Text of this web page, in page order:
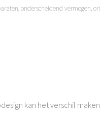
,onderscheidend vermogen,
kan het verschil